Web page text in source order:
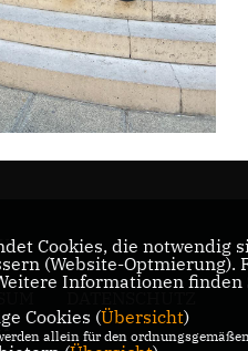
Cookies, die
(Website-
Informationen finden
Cookies (Übersicht)
allein für den